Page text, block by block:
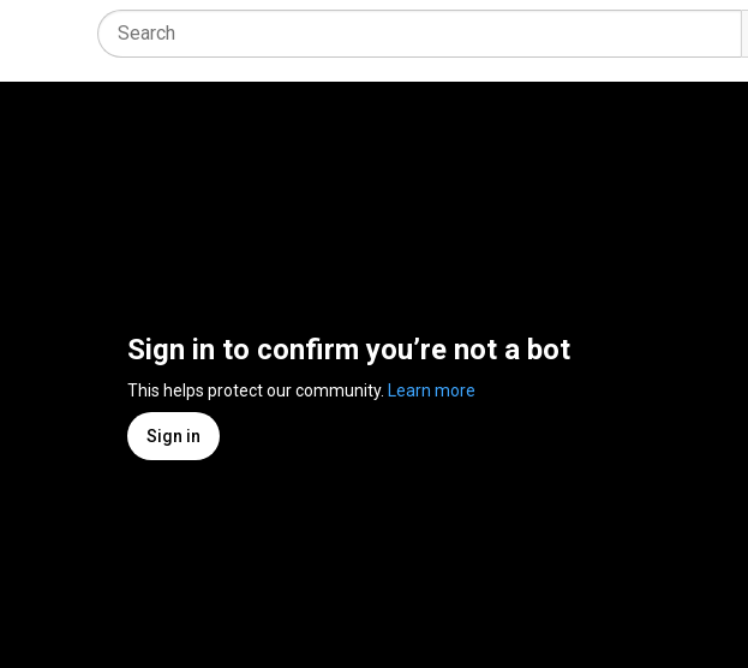
Sign in to confirm you’re not a bot
This helps protect our community. Learn more
Sign in